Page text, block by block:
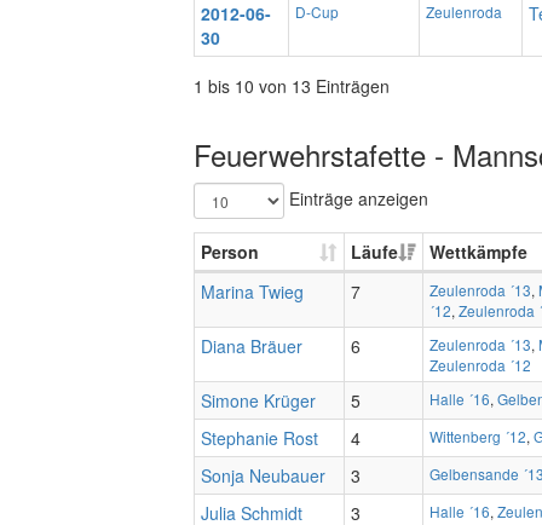
2012-06-
30
D-Cup Zeulenroda
1 bis 10 von 13 Einträgen
Feuerwehrstafette -
Einträge anzeigen
Person Läufe
Wettkämpfe
Marina Twieg
7 Zeulenroda ´13,
´12, Zeulenroda
Diana Bräuer 6 Zeulenroda ´13,
Zeulenroda ´12
Simone Krüger 5 Halle ´16,
Stephanie Rost 4 Wittenberg ´12,
Sonja Neubauer 3 Gelbensande
Julia Schmidt 3 Halle ´16,